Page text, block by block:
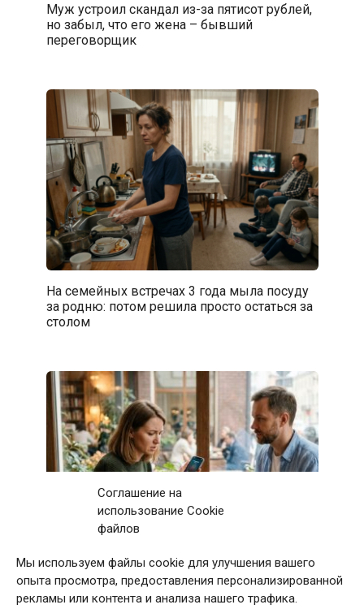
Соглашение на
использование Cookie
файлов
Мы используем файлы cookie для улучшения вашего
опыта просмотра, предоставления персонализированной
рекламы или контента и анализа нашего трафика.
Муж устроил скандал из-за пятисот рублей,
но забыл, что его жена – бывший
переговорщик
На семейных встречах 3 года мыла посуду
за родню: потом решила просто остаться за
столом
Первое свидание с мужчиной закончилось
после 11 звонков матери: дома я приняла
непростое решение